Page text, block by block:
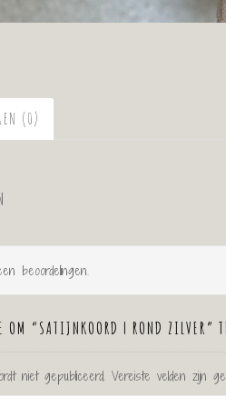
(0)
beoordelingen.
OM “SATIJNKOORD | ROND ZILVER”
niet gepubliceerd. Vereiste velden zijn